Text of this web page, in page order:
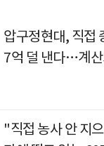
압구정현대, 직접
7억 덜 낸다…계
"직접 농사 안 지